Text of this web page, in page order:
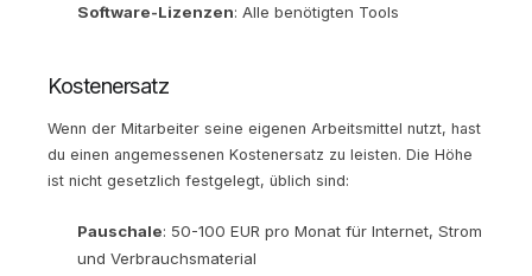
Software-Lizenzen: Alle benötigten Tools
Kostenersatz
Wenn der Mitarbeiter seine eigenen Arbeitsmittel nutzt, hast
du einen angemessenen Kostenersatz zu leisten. Die Höhe
ist nicht gesetzlich festgelegt, üblich sind:
Pauschale: 50-100 EUR pro Monat für Internet, Strom
und Verbrauchsmaterial